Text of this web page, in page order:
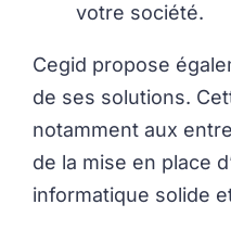
votre société.
Cegid propose
de ses solutions.
notamment aux
de la mise en place
informatique solide